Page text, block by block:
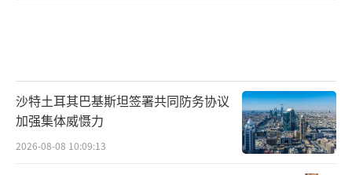
沙特土耳其巴基斯坦签署共同防务协议
加强集体威慑力
2026-08-08 10:09:13